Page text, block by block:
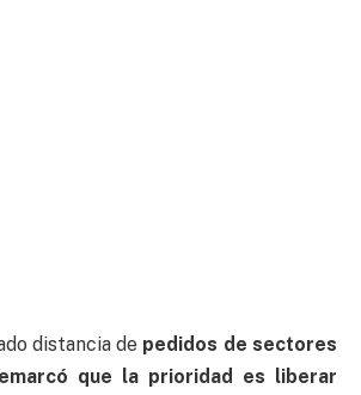
distancia de pedidos de sectores
que la prioridad es liberar